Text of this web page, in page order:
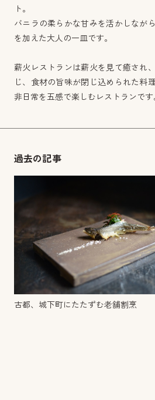
ト。
バニラの柔らかな甘みを活かしなが
を加えた大人の一皿です。
薪火レストランは薪火を見て癒され
じ、食材の旨味が閉じ込められた料
非日常を五感で楽しむレストランです
過去の記事
古都、城下町にたたずむ老舗割烹